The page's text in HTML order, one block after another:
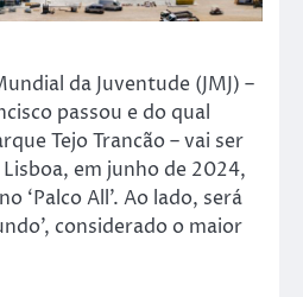
da Juventude (JMJ) –
passou e do qual
Tejo Trancão – vai ser
em junho de 2024,
‘Palco All’. Ao lado, será
considerado o maior